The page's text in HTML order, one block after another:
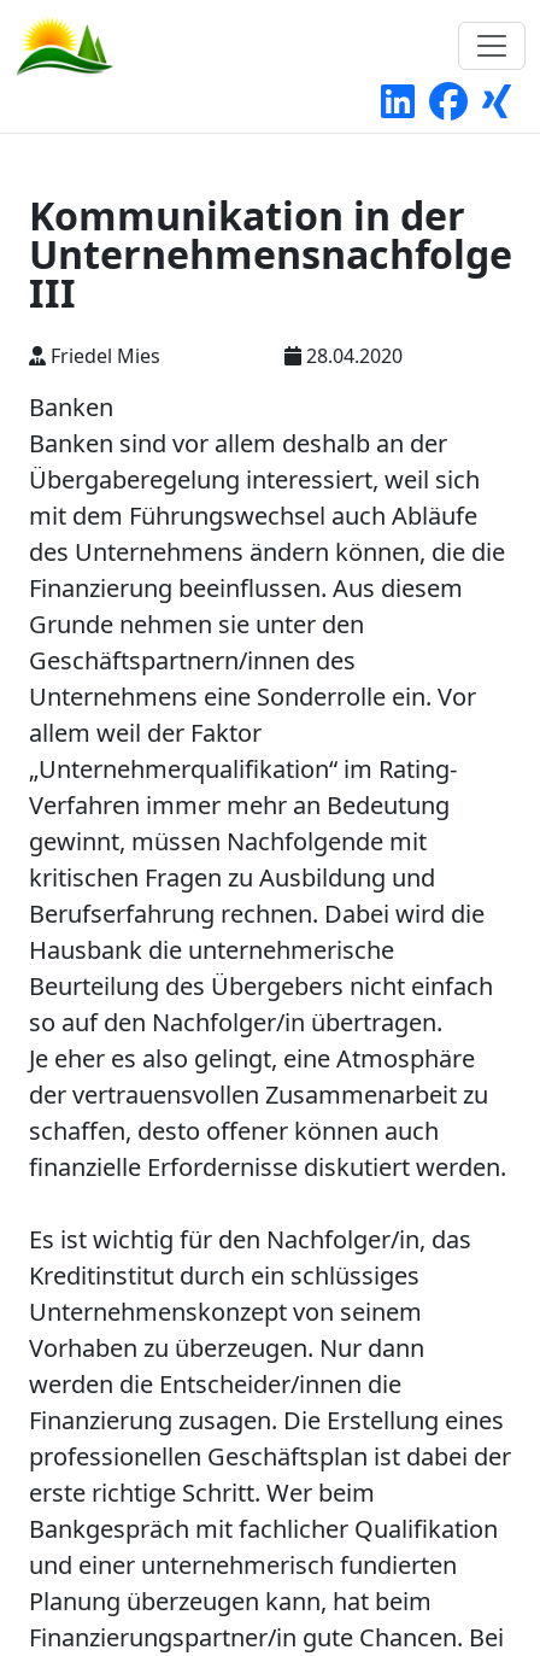
Kommunikation in der
Unternehmensnachfolge
III
Friedel Mies 28.04.2020
Banken
Banken sind vor allem deshalb an der
Übergaberegelung interessiert, weil sich
mit dem Führungswechsel auch Abläufe
des Unternehmens ändern können, die die
Finanzierung beeinflussen. Aus diesem
Grunde nehmen sie unter den
Geschäftspartnern/innen des
Unternehmens eine Sonderrolle ein. Vor
allem weil der Faktor
„Unternehmerqualifikation“ im Rating-
Verfahren immer mehr an Bedeutung
gewinnt, müssen Nachfolgende mit
kritischen Fragen zu Ausbildung und
Berufserfahrung rechnen. Dabei wird die
Hausbank die unternehmerische
Beurteilung des Übergebers nicht einfach
so auf den Nachfolger/in übertragen.
Je eher es also gelingt, eine Atmosphäre
der vertrauensvollen Zusammenarbeit zu
schaffen, desto offener können auch
finanzielle Erfordernisse diskutiert werden.
Es ist wichtig für den Nachfolger/in, das
Kreditinstitut durch ein schlüssiges
Unternehmenskonzept von seinem
Vorhaben zu überzeugen. Nur dann
werden die Entscheider/innen die
Finanzierung zusagen. Die Erstellung eines
professionellen Geschäftsplan ist dabei der
erste richtige Schritt. Wer beim
Bankgespräch mit fachlicher Qualifikation
und einer unternehmerisch fundierten
Planung überzeugen kann, hat beim
Finanzierungspartner/in gute Chancen. Bei